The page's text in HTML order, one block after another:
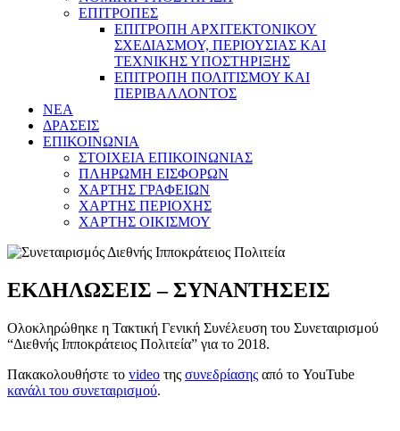
ΕΠΙΤΡΟΠΕΣ
ΕΠΙΤΡΟΠΗ ΑΡΧΙΤΕΚΤΟΝΙΚΟΥ
ΣΧΕΔΙΑΣΜΟΥ, ΠΕΡΙΟΥΣΙΑΣ ΚΑΙ
ΤΕΧΝΙΚΗΣ ΥΠΟΣΤΗΡΙΞΗΣ
ΕΠΙΤΡΟΠΗ ΠΟΛΙΤΙΣΜΟΥ ΚΑΙ
ΠΕΡΙΒΑΛΛΟΝΤΟΣ
NEA
ΔΡΑΣΕΙΣ
ΕΠΙΚΟΙΝΩΝΙΑ
ΣΤΟΙΧΕΙΑ ΕΠΙΚΟΙΝΩΝΙΑΣ
ΠΛΗΡΩΜΗ ΕΙΣΦΟΡΩΝ
ΧΑΡΤΗΣ ΓΡΑΦΕΙΩΝ
ΧΑΡΤΗΣ ΠΕΡΙΟΧΗΣ
ΧΑΡΤΗΣ ΟΙΚΙΣΜΟΥ
ΕΚΔΗΛΩΣΕΙΣ – ΣΥΝΑΝΤΗΣΕΙΣ
Ολοκληρώθηκε η Τακτική Γενική Συνέλευση του Συνεταιρισμού
“Διεθνής Ιπποκράτειος Πολιτεία” για το 2018.
Πακακολουθήστε το video της συνεδρίασης από το YouTube
κανάλι του συνεταιρισμού.